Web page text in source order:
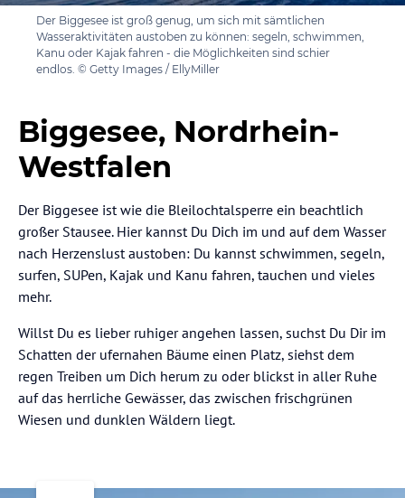
Der Biggesee ist groß genug, um sich mit sämtlichen
Wasseraktivitäten austoben zu können: segeln, schwimmen,
Kanu oder Kajak fahren - die Möglichkeiten sind schier
endlos. © Getty Images / EllyMiller
Biggesee, Nordrhein-
Westfalen
Der Biggesee ist wie die Bleilochtalsperre ein beachtlich
großer Stausee. Hier kannst Du Dich im und auf dem Wasser
nach Herzenslust austoben: Du kannst schwimmen, segeln,
surfen, SUPen, Kajak und Kanu fahren, tauchen und vieles
mehr.
Willst Du es lieber ruhiger angehen lassen, suchst Du Dir im
Schatten der ufernahen Bäume einen Platz, siehst dem
regen Treiben um Dich herum zu oder blickst in aller Ruhe
auf das herrliche Gewässer, das zwischen frischgrünen
Wiesen und dunklen Wäldern liegt.